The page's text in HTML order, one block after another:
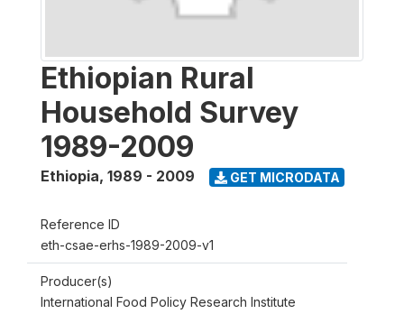
Ethiopian Rural
Household Survey
1989-2009
Ethiopia, 1989 - 2009 GET MICRODATA
Reference ID
eth-csae-erhs-1989-2009-v1
Producer(s)
International Food Policy Research Institute